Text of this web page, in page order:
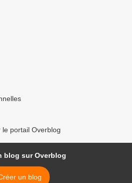
le portail Overblog
blog sur Overblog
un blog